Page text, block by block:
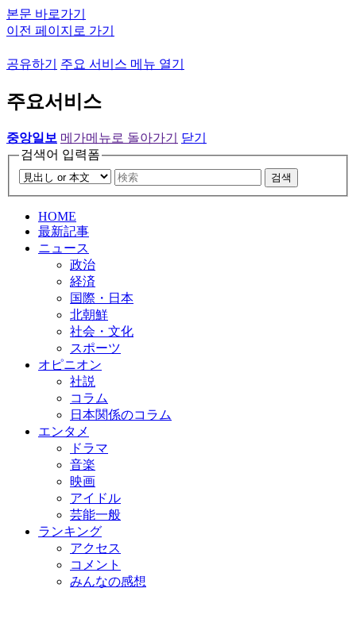
본문 바로가기
이전 페이지로 가기
공유하기 주요 서비스 메뉴 열기
주요서비스
중앙일보 메가메뉴로 돌아가기
닫기
검색어 입력폼
검색
HOME
最新記事
ニュース
政治
経済
国際・日本
北朝鮮
社会・文化
スポーツ
オピニオン
社説
コラム
日本関係のコラム
エンタメ
ドラマ
音楽
映画
アイドル
芸能一般
ランキング
アクセス
コメント
みんなの感想